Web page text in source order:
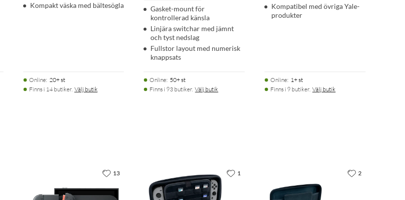
Kompakt väska med bältesögla
Online: 20+ st
Finns i 14 butiker. Välj butik
Gasket-mount för
kontrollerad känsla
Linjära switchar med jämnt
och tyst nedslag
Fullstor layout med numerisk
knappsats
Online: 50+ st
Finns i 93 butiker. Välj butik
Kompatibel med övriga Yale-
produkter
Online: 1+ st
Finns i 9 butiker. Välj butik
13 1 2